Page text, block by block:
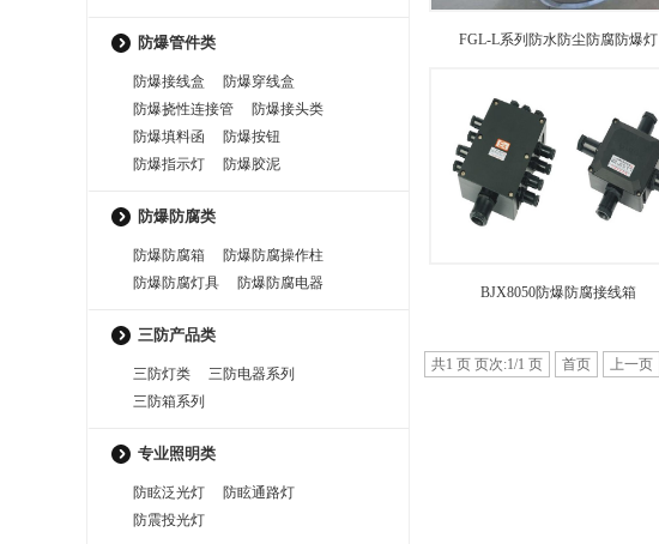
防爆管件类
防爆接线盒
防爆穿线盒
防爆挠性连接管
防爆接头类
防爆填料函
防爆按钮
防爆指示灯
防爆胶泥
防爆防腐类
防爆防腐箱
防爆防腐操作柱
防爆防腐灯具
防爆防腐电器
三防产品类
三防灯类
三防电器系列
三防箱系列
专业照明类
防眩泛光灯
防眩通路灯
防震投光灯
FGL-L系列防水防尘防腐防爆灯
BJX8050防爆防腐接线箱
共1 页 页次:1/1 页 首页 上一页